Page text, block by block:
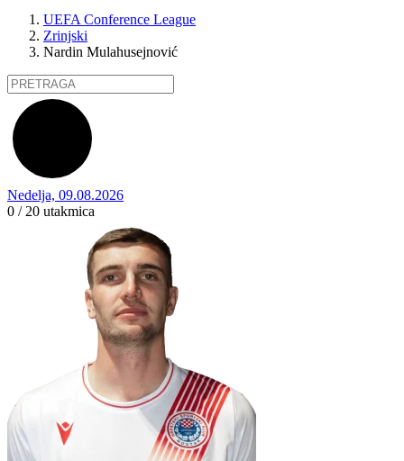
UEFA Conference League
Zrinjski
Nardin Mulahusejnović
Nedelja, 09.08.2026
0 / 20 utakmica